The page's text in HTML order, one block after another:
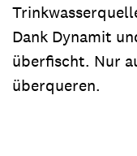
Dank Dynamit
überfischt. Nur
überqueren.